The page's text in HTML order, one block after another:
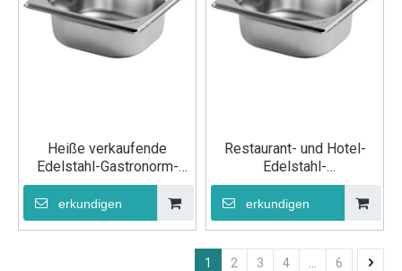
Heiße verkaufende
Edelstahl-Gastronorm-
Buffet-
Lebensmittelbehälterpfanne
GN 1/6 150 mm für
erkundigen
Restaurant- und Hotel-
Edelstahl-
Lebensmittelbehälterpfanne
GN 1/6 200 mm
erkundigen
1 2 3 4 6